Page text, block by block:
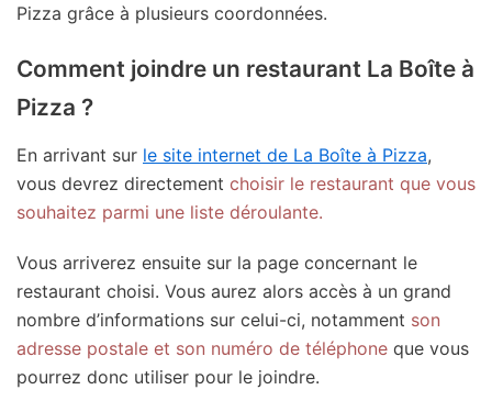
Pizza grâce à plusieurs coordonnées.
Comment joindre un restaurant La Boîte à
Pizza ?
En arrivant sur le site internet de La Boîte à Pizza,
vous devrez directement choisir le restaurant que vous
souhaitez parmi une liste déroulante.
Vous arriverez ensuite sur la page concernant le
restaurant choisi. Vous aurez alors accès à un grand
nombre d’informations sur celui-ci, notamment son
adresse postale et son numéro de téléphone que vous
pourrez donc utiliser pour le joindre.